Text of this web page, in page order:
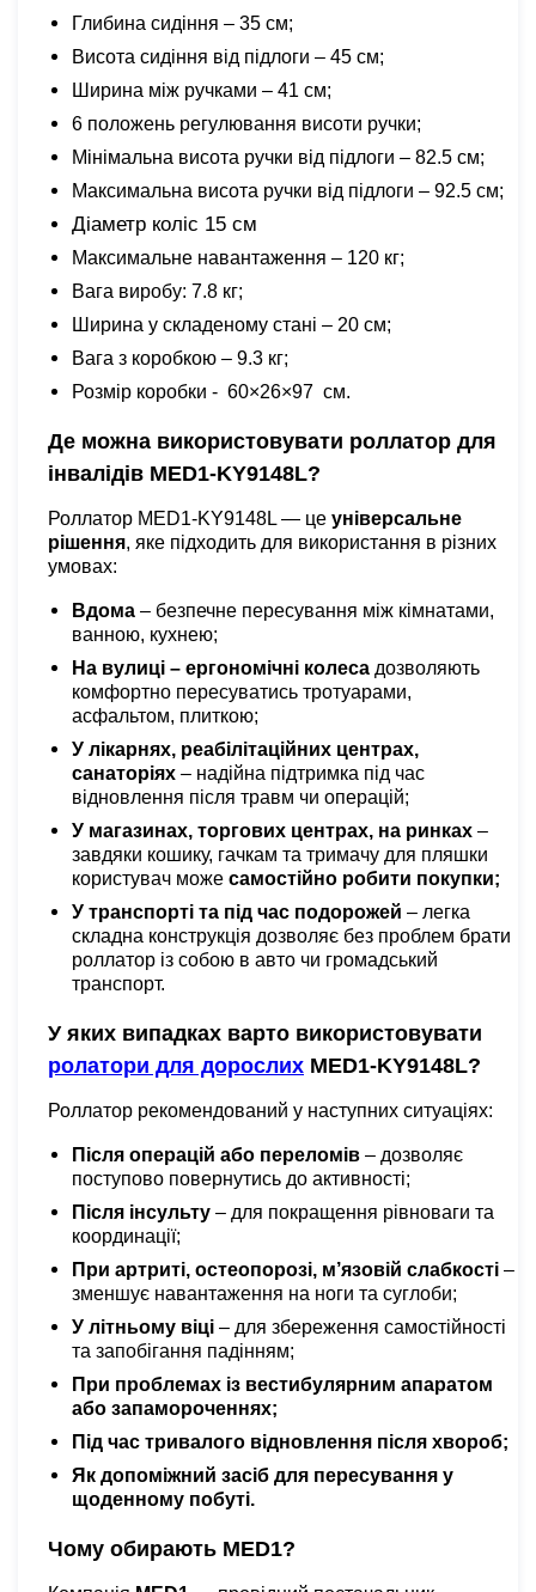
Глибина сидіння – 35 см;
Висота сидіння від підлоги – 45 см;
Ширина між ручками – 41 см;
6 положень регулювання висоти ручки;
Мінімальна висота ручки від підлоги – 82.5 см;
Максимальна висота ручки від підлоги – 92.5 см;
Діаметр коліс 15 см
Максимальне навантаження – 120 кг;
Вага виробу: 7.8 кг;
Ширина у складеному стані – 20 см;
Вага з коробкою – 9.3 кг;
Розмір коробки - 60×26×97 см.
Де можна використовувати роллатор для
інвалідів MED1-KY9148L?
Роллатор MED1-KY9148L — це універсальне
рішення, яке підходить для використання в різних
умовах:
Вдома – безпечне пересування між кімнатами,
ванною, кухнею;
На вулиці – ергономічні колеса дозволяють
комфортно пересуватись тротуарами,
асфальтом, плиткою;
У лікарнях, реабілітаційних центрах,
санаторіях – надійна підтримка під час
відновлення після травм чи операцій;
У магазинах, торгових центрах, на ринках –
завдяки кошику, гачкам та тримачу для пляшки
користувач може самостійно робити покупки;
У транспорті та під час подорожей – легка
складна конструкція дозволяє без проблем брати
роллатор із собою в авто чи громадський
транспорт.
У яких випадках варто використовувати
ролатори для дорослих MED1-KY9148L?
Роллатор рекомендований у наступних ситуаціях:
Після операцій або переломів – дозволяє
поступово повернутись до активності;
Після інсульту – для покращення рівноваги та
координації;
При артриті, остеопорозі, м’язовій слабкості –
зменшує навантаження на ноги та суглоби;
У літньому віці – для збереження самостійності
та запобігання падінням;
При проблемах із вестибулярним апаратом
або запамороченнях;
Під час тривалого відновлення після хвороб;
Як допоміжний засіб для пересування у
щоденному побуті.
Чому обирають MED1?